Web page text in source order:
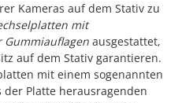
Kameras auf dem Stativ zu
mit
Gummiauflagen ausgestattet,
auf dem Stativ garantieren.
mit einem sogenannten
Platte herausragenden